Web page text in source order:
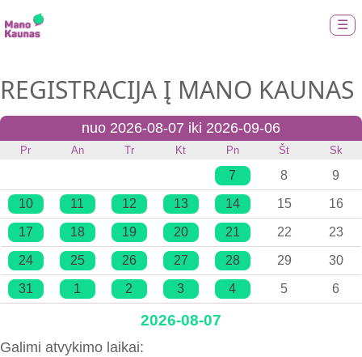
☰
REGISTRACIJA Į MANO KAUNAS
nuo 2026-08-07 iki 2026-09-06
Pr An Tr Kt Pn Št Sk
7 8 9
10 11 12 13 14 15 16
17 18 19 20 21 22 23
24 25 26 27 28 29 30
31 1 2 3 4 5 6
2026-08-07
Galimi atvykimo laikai: